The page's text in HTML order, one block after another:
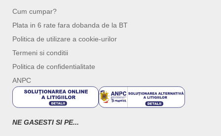
Cum cumpar?
Plata in 6 rate fara dobanda de la BT
Politica de utilizare a cookie-urilor
Termeni si conditii
Politica de confidentialitate
ANPC
NE GASESTI SI PE...